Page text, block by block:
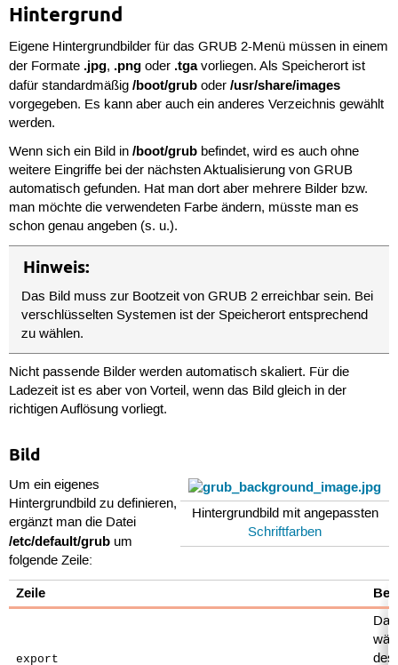
Hintergrund
Eigene Hintergrundbilder für das GRUB 2-Menü müssen in einem
der Formate .jpg, .pngoder .tgavorliegen. Als Speicherort ist
dafür standardmäßig /boot/gruboder /usr/share/images
vorgegeben. Es kann aber auch ein anderes Verzeichnis gewählt
werden.
Wenn sich ein Bild in /boot/grubbefindet, wird es auch ohne
weitere Eingriffe bei der nächsten Aktualisierung von GRUB
automatisch gefunden. Hat man dort aber mehrere Bilder bzw.
man möchte die verwendeten Farbe ändern, müsste man es
schon genau angeben (s. u.).
Hinweis:
Das Bild muss zur Bootzeit von GRUB 2 erreichbar sein. Bei
verschlüsselten Systemen ist der Speicherort entsprechend
zu wählen.
Nicht passende Bilder werden automatisch skaliert. Für die
Ladezeit ist es aber von Vorteil, wenn das Bild gleich in der
richtigen Auflösung vorliegt.
Bild
Hintergrundbild mit angepassten
Schriftfarben
Um ein eigenes
Hintergrundbild zu definieren,
ergänzt man die Datei
/etc/default/grubum
folgende Zeile:
Zeile
export
des